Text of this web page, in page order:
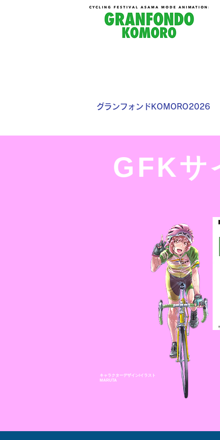
グランフォンドKOMORO2026
GFKサ
キャラクターデザイン/イラスト
MARUTA